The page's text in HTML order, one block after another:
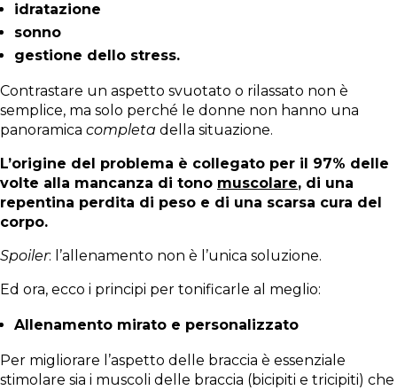
idratazione
sonno
gestione dello stress.
Contrastare un aspetto svuotato o rilassato non è
semplice, ma solo perché le donne non hanno una
panoramica completa della situazione.
L’origine del problema è collegato per il 97% delle
volte alla mancanza di tono muscolare, di una
repentina perdita di peso e di una scarsa cura del
corpo.
Spoiler: l’allenamento non è l’unica soluzione.
Ed ora, ecco i principi per tonificarle al meglio:
Allenamento mirato e personalizzato
Per migliorare l’aspetto delle braccia è essenziale
stimolare sia i muscoli delle braccia (bicipiti e tricipiti) che